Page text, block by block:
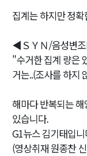
집계는 하지만 정
◀ＳＹＮ/음성변
"수거한 집계 량은
거는..(조사를 하지
해마다 반복되는
있습니다.
G1뉴스 김기태입니
(영상취재 원종찬